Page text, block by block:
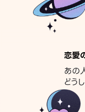
恋愛
あの
どう